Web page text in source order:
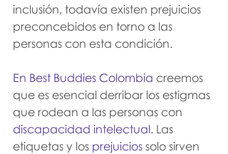
inclusión, todavía existen prejuicios
preconcebidos en torno a las
personas con esta condición.
En Best Buddies Colombia creemos
que es esencial derribar los estigmas
que rodean a las personas con
discapacidad intelectual. Las
etiquetas y los prejuicios solo sirven